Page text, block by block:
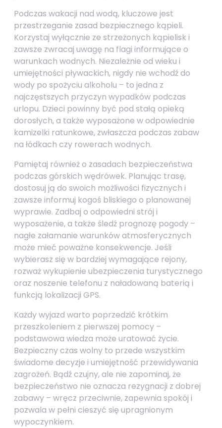
Podczas wakacji nad wodą, kluczowe jest
przestrzeganie zasad bezpiecznego kąpieli.
Korzystaj wyłącznie ze strzeżonych kąpielisk i
zawsze zwracaj uwagę na flagi informujące o
warunkach wodnych. Niezależnie od wieku i
umiejętności pływackich, nigdy nie wchodź do
wody po spożyciu alkoholu – to jedna z
najczęstszych przyczyn wypadków podczas
urlopu. Dzieci powinny być pod stałą opieką
dorosłych, a także wyposażone w odpowiednie
kamizelki ratunkowe, zwłaszcza podczas zabaw
na łódkach czy rowerach wodnych.
Pamiętaj również o zasadach bezpieczeństwa
podczas górskich wędrówek. Planując trasę,
dostosuj ją do swoich możliwości fizycznych i
zawsze informuj kogoś bliskiego o planowanej
wyprawie. Zadbaj o odpowiedni strój i
wyposażenie, a także śledź prognozę pogody –
nagłe załamanie warunków atmosferycznych
może mieć poważne konsekwencje. Jeśli
wybierasz się w bardziej wymagające rejony,
rozważ wykupienie ubezpieczenia turystycznego
oraz noszenie telefonu z naładowaną baterią i
funkcją lokalizacji GPS.
Każdy wyjazd warto poprzedzić krótkim
przeszkoleniem z pierwszej pomocy –
podstawowa wiedza może uratować życie.
Bezpieczny czas wolny to przede wszystkim
świadome decyzje i umiejętność przewidywania
zagrożeń. Bądź czujny, ale nie zapominaj, że
bezpieczeństwo nie oznacza rezygnacji z dobrej
zabawy – wręcz przeciwnie, zapewnia spokój i
pozwala w pełni cieszyć się upragnionym
wypoczynkiem.